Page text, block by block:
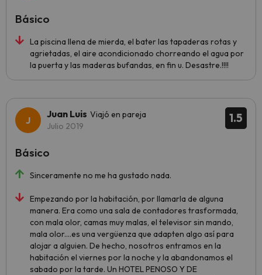
La piscina llena de mierda, el bater las tapaderas rotas y
agrietadas, el aire acondicionado chorreando el agua por
la puerta y las maderas bufandas, en fin u. Desastre.!!!!
Básico
1.5
Juan Luis Viajó en pareja
Julio 2019
Sinceramente no me ha gustado nada.
Empezando por la habitación, por llamarla de alguna
manera. Era como una sala de contadores trasformada,
con mala olor, camas muy malas, el televisor sin mando,
mala olor....es una vergüenza que adapten algo así para
alojar a alguien. De hecho, nosotros entramos en la
habitación el viernes por la noche y la abandonamos el
sabado por la tarde. Un HOTEL PENOSO Y DE
Básico